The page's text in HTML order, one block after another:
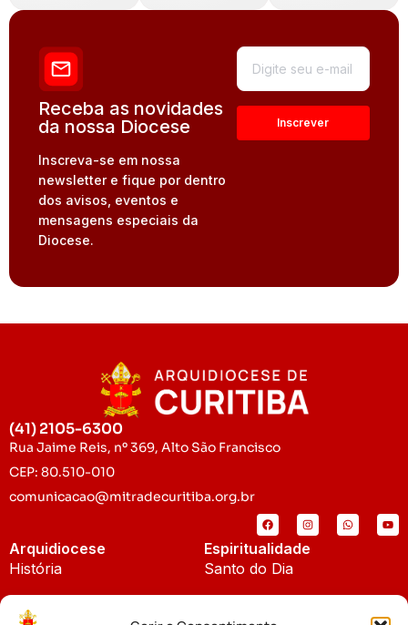
Receba as novidades
da nossa Diocese
Inscreva-se em nossa
newsletter e fique por dentro
dos avisos, eventos e
mensagens especiais da
Diocese.
(41) 2105-6300
Rua Jaime Reis, nº 369, Alto São Francisco
CEP: 80.510-010
comunicacao@mitradecuritiba.org.br
Arquidiocese
História
Padroeira
Espiritualidade
Santo do Dia